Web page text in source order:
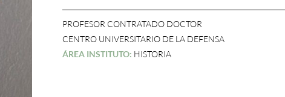
PROFESOR CONTRATADO DOCTOR
CENTRO UNIVERSITARIO DE LA DEFENSA
ÁREA INSTITUTO: HISTORIA